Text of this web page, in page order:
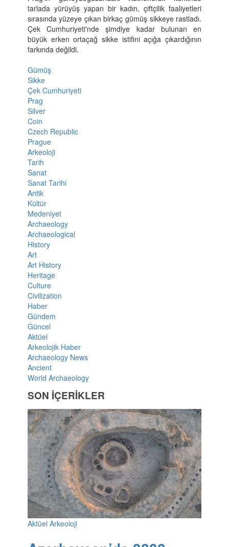
tarlada yürüyüş yapan bir kadın, çiftçilik faaliyetleri
sırasında yüzeye çıkan birkaç gümüş sikkeye rastladı.
Çek Cumhuriyeti'nde şimdiye kadar bulunan en
büyük erken ortaçağ sikke istifini açığa çıkardığının
farkında değildi.
Gümüş
Sikke
Çek Cumhuriyeti
Prag
Silver
Coin
Czech Republic
Prague
Arkeoloji
Tarih
Sanat
Sanat Tarihi
Antik
Kültür
Medeniyet
Archaeology
Archaeological
History
Art
Art History
Heritage
Culture
Civilization
Haber
Gündem
Güncel
Aktüel
Arkeolojik Haber
Archaeology News
Ancient
World Archaeology
SON İÇERİKLER
Aktüel Arkeoloji